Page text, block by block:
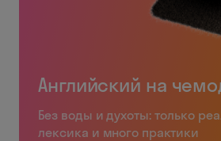
Английский на
Без воды и духоты: только
лексика и много практики